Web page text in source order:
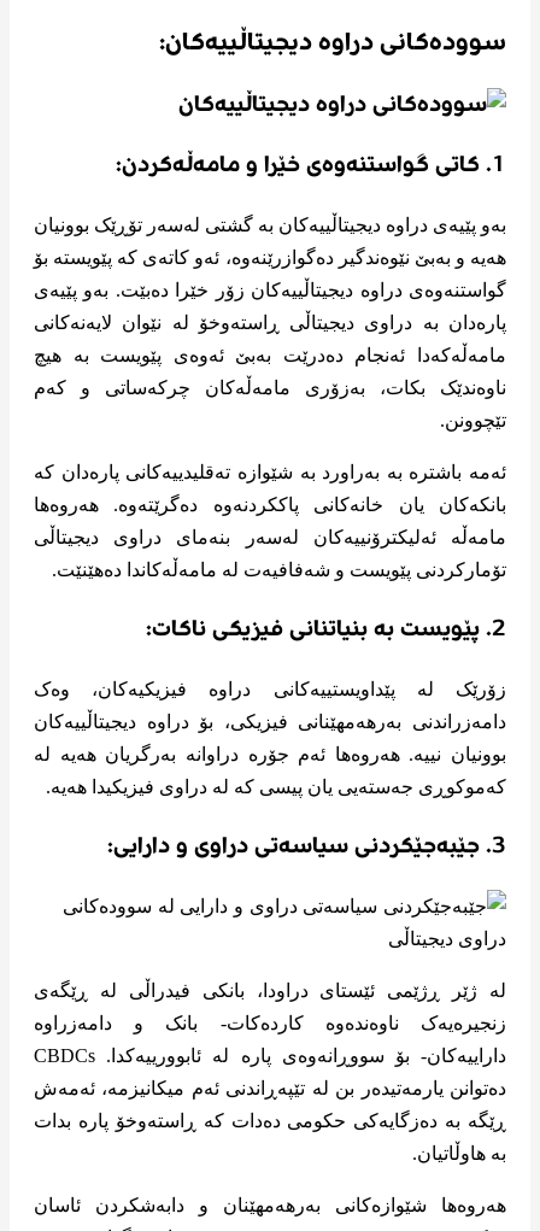
سوودەکانی دراوە دیجیتاڵییەکان:
1. کاتی گواستنەوەی خێرا و مامەڵەکردن:
بەو پێیەی دراوە دیجیتاڵییەکان بە گشتی لەسەر تۆڕێک بوونیان
هەیە و بەبێ نێوەندگیر دەگوازرێنەوە، ئەو کاتەی کە پێویستە بۆ
گواستنەوەی دراوە دیجیتاڵییەکان زۆر خێرا دەبێت. بەو پێیەی
پارەدان بە دراوی دیجیتاڵی ڕاستەوخۆ لە نێوان لایەنەکانی
مامەڵەکەدا ئەنجام دەدرێت بەبێ ئەوەی پێویست بە هیچ
ناوەندێک بکات، بەزۆری مامەڵەکان چرکەساتی و کەم
تێچوونن.
ئەمە باشترە بە بەراورد بە شێوازە تەقلیدییەکانی پارەدان کە
بانکەکان یان خانەکانی پاککردنەوە دەگرێتەوە. هەروەها
مامەڵە ئەلیکترۆنییەکان لەسەر بنەمای دراوی دیجیتاڵی
تۆمارکردنی پێویست و شەفافیەت لە مامەڵەکاندا دەهێنێت.
2. پێویست بە بنیاتنانی فیزیکی ناکات:
زۆرێک لە پێداویستییەکانی دراوە فیزیکیەکان، وەک
دامەزراندنی بەرهەمهێنانی فیزیکی، بۆ دراوە دیجیتاڵییەکان
بوونیان نییە. هەروەها ئەم جۆرە دراوانە بەرگریان هەیە لە
کەموکوڕی جەستەیی یان پیسی کە لە دراوی فیزیکیدا هەیە.
3. جێبەجێکردنی سیاسەتی دراوی و دارایی:
لە ژێر ڕژێمی ئێستای دراودا، بانکی فیدراڵی لە ڕێگەی
زنجیرەیەک ناوەندەوە کاردەکات- بانک و دامەزراوە
داراییەکان- بۆ سووڕانەوەی پارە لە ئابوورییەکدا. CBDCs
دەتوانن یارمەتیدەر بن لە تێپەڕاندنی ئەم میکانیزمە، ئەمەش
ڕێگە بە دەزگایەکی حکومی دەدات کە ڕاستەوخۆ پارە بدات
بە هاوڵاتیان.
هەروەها شێوازەکانی بەرهەمهێنان و دابەشکردن ئاسان